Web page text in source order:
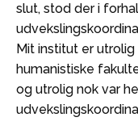
slut, stod der i
Mit institut er
humanistiske
og utrolig nok var